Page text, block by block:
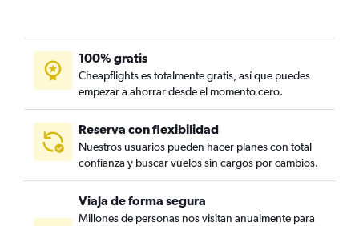
100% gratis
Cheapflights es totalmente gratis, así que puedes
empezar a ahorrar desde el momento cero.
Reserva con flexibilidad
Nuestros usuarios pueden hacer planes con total
confianza y buscar vuelos sin cargos por cambios.
Viaja de forma segura
Millones de personas nos visitan anualmente para